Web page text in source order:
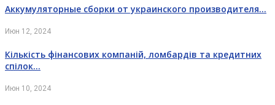
Аккумуляторные сборки от украинского производителя…
Июн 12, 2024
Кількість фінансових компаній, ломбардів та кредитних
спілок…
Июн 10, 2024